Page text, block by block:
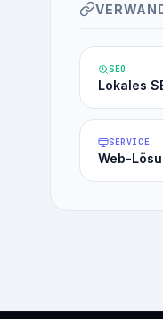
SEO
Lokales
SERVICE
Web-